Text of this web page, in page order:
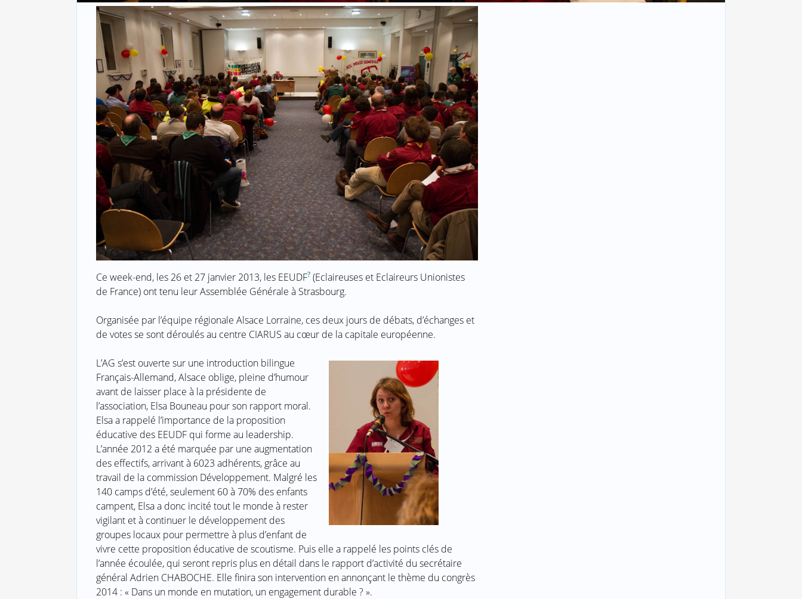
Ce week-end, les 26 et 27 janvier 2013, les EEUDF?(Eclaireuses et Eclaireurs Unionistes
de France) ont tenu leur Assemblée Générale à Strasbourg.
Organisée par l’équipe régionale Alsace Lorraine, ces deux jours de débats, d’échanges et
de votes se sont déroulés au centre CIARUS au cœur de la capitale européenne.
L’AG s’est ouverte sur une introduction bilingue
Français-Allemand, Alsace oblige, pleine d’humour
avant de laisser place à la présidente de
l’association, Elsa Bouneau pour son rapport moral.
Elsa a rappelé l’importance de la proposition
éducative des EEUDF qui forme au leadership.
L’année 2012 a été marquée par une augmentation
des effectifs, arrivant à 6023 adhérents, grâce au
travail de la commission Développement. Malgré les
140 camps d’été, seulement 60 à 70% des enfants
campent, Elsa a donc incité tout le monde à rester
vigilant et à continuer le développement des
groupes locaux pour permettre à plus d’enfant de
vivre cette proposition éducative de scoutisme. Puis elle a rappelé les points clés de
l’année écoulée, qui seront repris plus en détail dans le rapport d’activité du secrétaire
général Adrien CHABOCHE. Elle finira son intervention en annonçant le thème du congrès
2014 : « Dans un monde en mutation, un engagement durable ? ».